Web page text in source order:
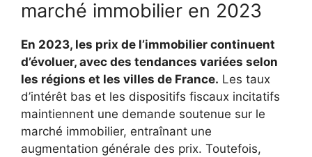
marché immobilier en 2023
En 2023, les prix de l’immobilier continuent
d’évoluer, avec des tendances variées selon
les régions et les villes de France. Les taux
d’intérêt bas et les dispositifs fiscaux incitatifs
maintiennent une demande soutenue sur le
marché immobilier, entraînant une
augmentation générale des prix. Toutefois,